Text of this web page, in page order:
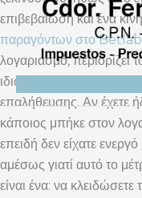
επιβεβαίωση και ένα
παραγόντων στο
λογαριασμό, περιορίζει
ιδιωτικότητα και δίνει
επαλήθευσης. Αν έχετε
κάποιος μπήκε στον
επειδή δεν είχατε
αμέσως γιατί αυτό το
είναι ένα: να